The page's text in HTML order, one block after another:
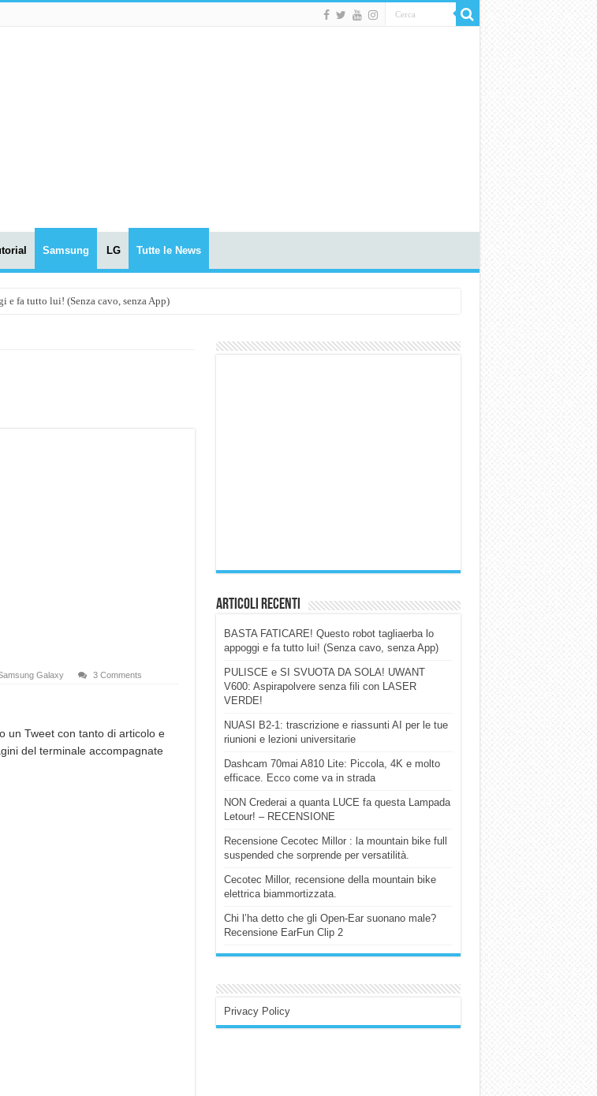
Samsung LG Tutte le News
e fa tutto lui! (Senza cavo, senza App)
Galaxy 3 Comments
un Tweet con tanto di articolo e
del terminale accompagnate
Articoli Recenti
BASTA FATICARE! Questo robot tagliaerba lo
appoggi e fa tutto lui! (Senza cavo, senza App)
PULISCE e SI SVUOTA DA SOLA! UWANT
V600: Aspirapolvere senza fili con LASER
VERDE!
NUASI B2-1: trascrizione e riassunti AI per le tue
riunioni e lezioni universitarie
Dashcam 70mai A810 Lite: Piccola, 4K e molto
efficace. Ecco come va in strada
NON Crederai a quanta LUCE fa questa Lampada
Letour! – RECENSIONE
Recensione Cecotec Millor : la mountain bike full
suspended che sorprende per versatilità.
Cecotec Millor, recensione della mountain bike
elettrica biammortizzata.
Chi l’ha detto che gli Open-Ear suonano male?
Recensione EarFun Clip 2
Privacy Policy